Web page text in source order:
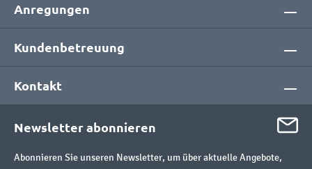
Anregungen
Kundenbetreuung
Kontakt
Newsletter abonnieren
Abonnieren Sie unseren Newsletter, um über aktuelle Angebote,